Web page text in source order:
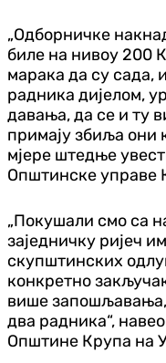
„Одборничке
биле на нивоу 200
марака да су сада,
радника дијелом,
давања, да се и ту
примају збиља они
мјере штедње
Општинске управе
„Покушали смо са
заједничку ријеч
скупштинских
конкретно
више
два радника“,
Општине Крупа на